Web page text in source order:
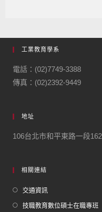
工業教育學系
電話：(02)7749-3388
傳真：(02)2392-9449
地址
106台北市和平東路一段
相關連結
交通資訊
技職教育數位碩士在職專班